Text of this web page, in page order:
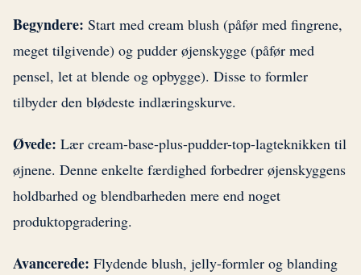
Begyndere: Start med cream blush (påfør med fingrene,
meget tilgivende) og pudder øjenskygge (påfør med
pensel, let at blende og opbygge). Disse to formler
tilbyder den blødeste indlæringskurve.
Øvede: Lær cream-base-plus-pudder-top-lagteknikken til
øjnene. Denne enkelte færdighed forbedrer øjenskyggens
holdbarhed og blendbarheden mere end noget
produktopgradering.
Avancerede: Flydende blush, jelly-formler og blanding